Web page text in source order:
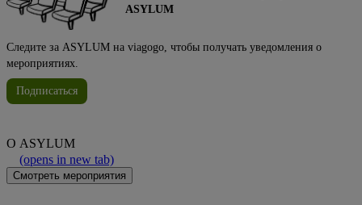
ASYLUM
Следите за ASYLUM на viagogo, чтобы получать уведомления о
мероприятиях.
Подписаться
О ASYLUM
(opens in new tab)
Смотреть мероприятия